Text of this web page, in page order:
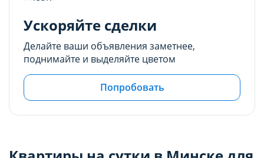
Ускоряйте сделки
Делайте ваши объявления заметнее,
поднимайте и выделяйте цветом
Попробовать